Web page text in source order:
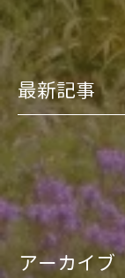
最新記事
アーカイブ